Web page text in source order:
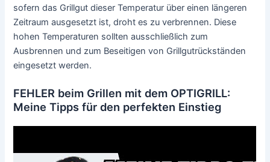
sofern das Grillgut dieser Temperatur über einen längeren
Zeitraum ausgesetzt ist, droht es zu verbrennen. Diese
hohen Temperaturen sollten ausschließlich zum
Ausbrennen und zum Beseitigen von Grillgutrückständen
eingesetzt werden.
FEHLER beim Grillen mit dem OPTIGRILL:
Meine Tipps für den perfekten Einstieg